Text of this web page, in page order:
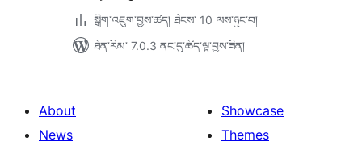
སྒྲིག་འཇུག་བྱས་ཚད། ཐེངས་ 10 ལས་ཉུང་བ།
ཐོན་རིམ་ 7.0.3 ནང་དུ་ཚོད་ལྟ་བྱས་ཟིན།
About
News
Showcase
Themes